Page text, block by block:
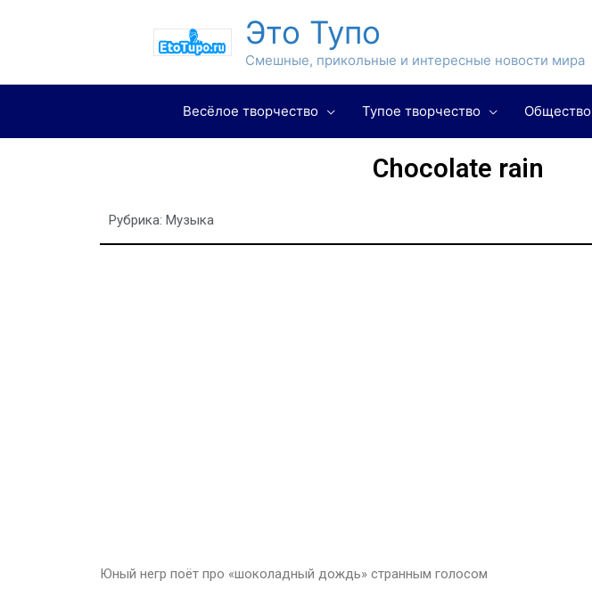
Это Тупо
Смешные, прикольные и интересные новости мира
Весёлое творчество Тупое творчество Общество
Chocolate rain
Рубрика: Музыка
Юный негр поёт про «шоколадный дождь» странным голосом